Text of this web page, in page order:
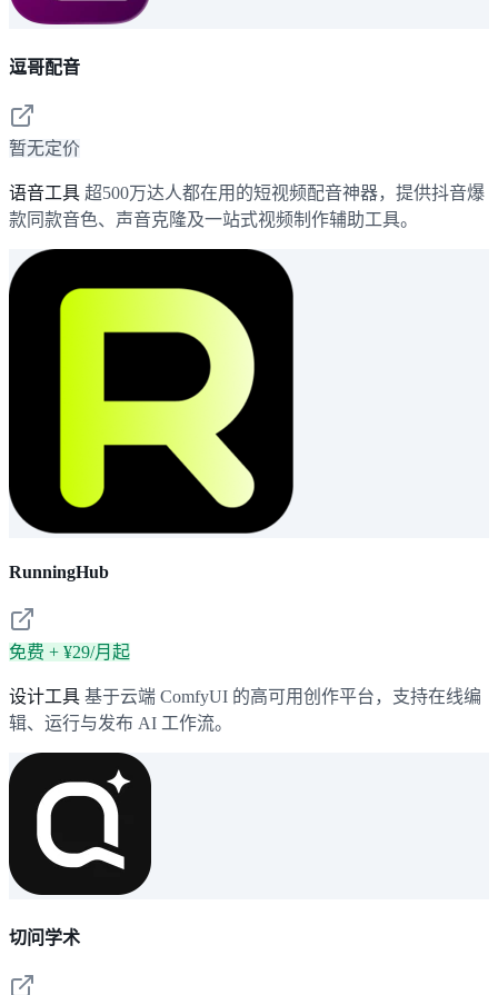
逗哥配音
暂无定价
语音工具 超500万达人都在用的短视频配音神器，提供抖音爆
款同款音色、声音克隆及一站式视频制作辅助工具。
RunningHub
免费 + ¥29/月起
设计工具 基于云端 ComfyUI 的高可用创作平台，支持在线编
辑、运行与发布 AI 工作流。
切问学术